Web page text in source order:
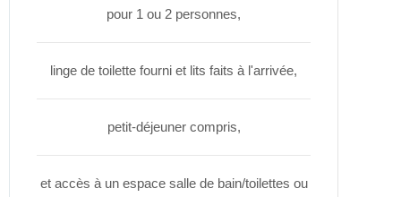
pour 1 ou 2 personnes,
linge de toilette fourni et lits faits à l'arrivée,
petit-déjeuner compris,
et accès à un espace salle de bain/toilettes ou